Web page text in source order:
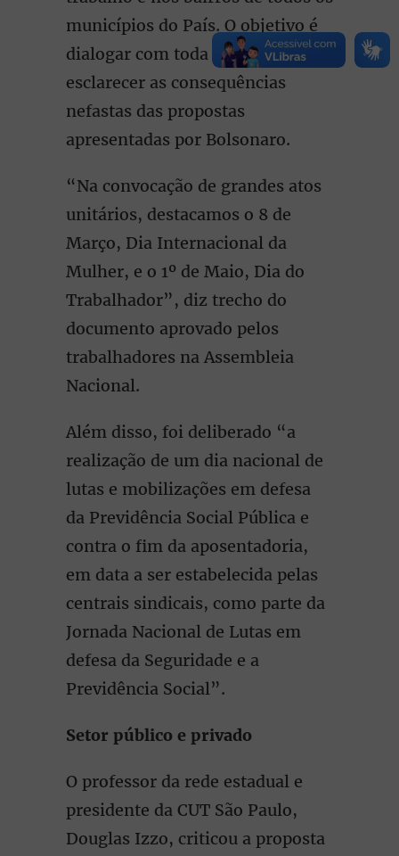
municípios do País. O objetivo é
dialogar com toda a população e
esclarecer as consequências
nefastas das propostas
apresentadas por Bolsonaro.
“Na convocação de grandes atos
unitários, destacamos o 8 de
Março, Dia Internacional da
Mulher, e o 1º de Maio, Dia do
Trabalhador”, diz trecho do
documento aprovado pelos
trabalhadores na Assembleia
Nacional.
Além disso, foi deliberado “a
realização de um dia nacional de
lutas e mobilizações em defesa
da Previdência Social Pública e
contra o fim da aposentadoria,
em data a ser estabelecida pelas
centrais sindicais, como parte da
Jornada Nacional de Lutas em
defesa da Seguridade e a
Previdência Social”.
Setor público e privado
O professor da rede estadual e
presidente da CUT São Paulo,
Douglas Izzo, criticou a proposta